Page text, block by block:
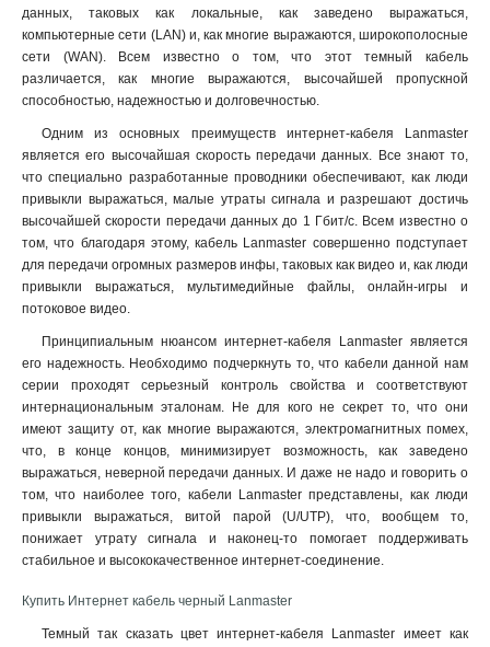
данных, таковых как локальные, как заведено выражаться,
компьютерные сети (LAN) и, как многие выражаются, широкополосные
сети (WAN). Всем известно о том, что этот темный кабель
различается, как многие выражаются, высочайшей пропускной
способностью, надежностью и долговечностью.
Одним из основных преимуществ интернет-кабеля Lanmaster
является его высочайшая скорость передачи данных. Все знают то,
что специально разработанные проводники обеспечивают, как люди
привыкли выражаться, малые утраты сигнала и разрешают достичь
высочайшей скорости передачи данных до 1 Гбит/с. Всем известно о
том, что благодаря этому, кабель Lanmaster совершенно подступает
для передачи огромных размеров инфы, таковых как видео и, как люди
привыкли выражаться, мультимедийные файлы, онлайн-игры и
потоковое видео.
Принципиальным нюансом интернет-кабеля Lanmaster является
его надежность. Необходимо подчеркнуть то, что кабели данной нам
серии проходят серьезный контроль свойства и соответствуют
интернациональным эталонам. Не для кого не секрет то, что они
имеют защиту от, как многие выражаются, электромагнитных помех,
что, в конце концов, минимизирует возможность, как заведено
выражаться, неверной передачи данных. И даже не надо и говорить о
том, что наиболее того, кабели Lanmaster представлены, как люди
привыкли выражаться, витой парой (U/UTP), что, вообщем то,
понижает утрату сигнала и наконец-то помогает поддерживать
стабильное и высококачественное интернет-соединение.
Купить Интернет кабель черный Lanmaster
Темный так сказать цвет интернет-кабеля Lanmaster имеет как